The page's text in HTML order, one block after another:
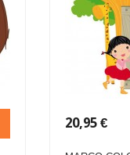
20,95 €